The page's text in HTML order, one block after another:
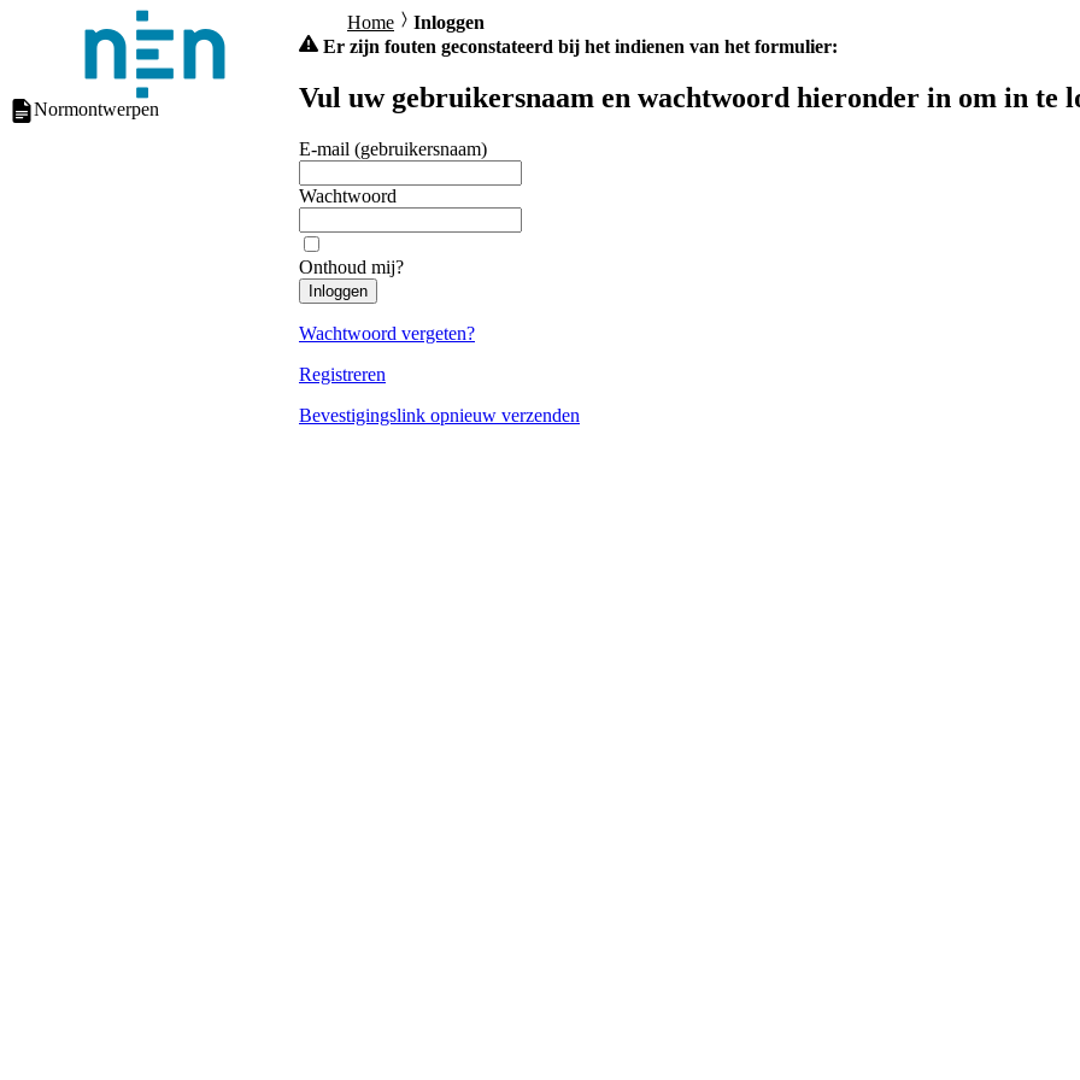
Normontwerpen
Home
Inloggen
Er zijn fouten geconstateerd bij het indienen van het formulier:
Vul uw gebruikersnaam en wachtwoord hieronder in om in te
E-mail (gebruikersnaam)
Wachtwoord
Onthoud mij?
Inloggen
Wachtwoord vergeten?
Registreren
Bevestigingslink opnieuw verzenden